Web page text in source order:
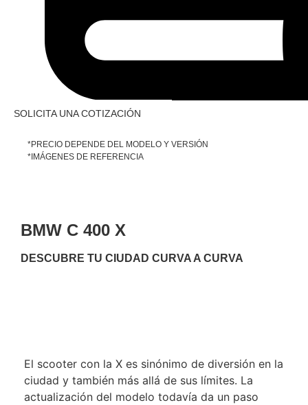
SOLICITA UNA COTIZACIÓN
*PRECIO DEPENDE DEL MODELO Y VERSIÓN
*IMÁGENES DE REFERENCIA
BMW C 400 X
DESCUBRE TU CIUDAD CURVA A CURVA
El scooter con la X es sinónimo de diversión en la
ciudad y también más allá de sus límites. La
actualización del modelo todavía da un paso